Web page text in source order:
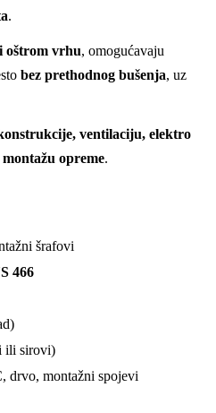
.
oštrom vrhu, omogućavaju
bez prethodnog bušenja, uz
ventilaciju, elektro
opreme.
šrafovi
466
ili sirovi)
drvo, montažni spojevi